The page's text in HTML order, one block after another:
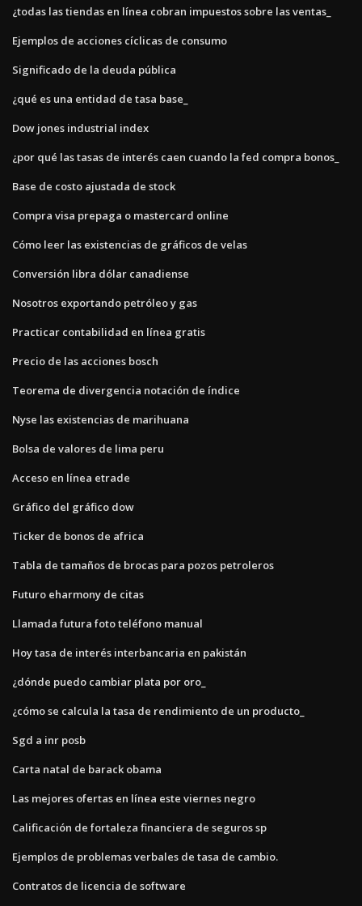
¿todas las tiendas en línea cobran impuestos sobre las ventas_
Ejemplos de acciones cíclicas de consumo
Significado de la deuda pública
¿qué es una entidad de tasa base_
Dow jones industrial index
¿por qué las tasas de interés caen cuando la fed compra bonos_
Base de costo ajustada de stock
Compra visa prepaga o mastercard online
Cómo leer las existencias de gráficos de velas
Conversión libra dólar canadiense
Nosotros exportando petróleo y gas
Practicar contabilidad en línea gratis
Precio de las acciones bosch
Teorema de divergencia notación de índice
Nyse las existencias de marihuana
Bolsa de valores de lima peru
Acceso en línea etrade
Gráfico del gráfico dow
Ticker de bonos de africa
Tabla de tamaños de brocas para pozos petroleros
Futuro eharmony de citas
Llamada futura foto teléfono manual
Hoy tasa de interés interbancaria en pakistán
¿dónde puedo cambiar plata por oro_
¿cómo se calcula la tasa de rendimiento de un producto_
Sgd a inr posb
Carta natal de barack obama
Las mejores ofertas en línea este viernes negro
Calificación de fortaleza financiera de seguros sp
Ejemplos de problemas verbales de tasa de cambio.
Contratos de licencia de software